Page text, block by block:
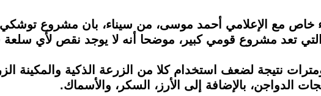
التي تعد مشروع قومي كبير، موضحا أنه لا يوجد نقص لأي
نتيجة لضعف استخدام كلا من الزرعة الذكية والمكينة
الدواجن، بالإضافة إلى الأرز، السكر، والأسماك.